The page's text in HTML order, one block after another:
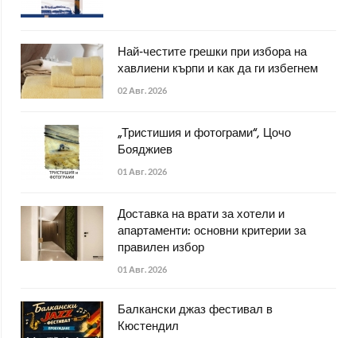
Най-честите грешки при избора на
хавлиени кърпи и как да ги избегнем
02 Авг. 2026
„Тристишия и фотограми“, Цочо
Бояджиев
01 Авг. 2026
Доставка на врати за хотели и
апартаменти: основни критерии за
правилен избор
01 Авг. 2026
Балкански джаз фестивал в
Кюстендил